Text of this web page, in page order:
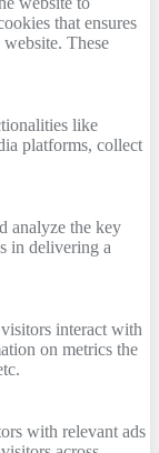
that ensures
These
like
platforms, collect
analyze the key
in delivering a
interact with
on metrics the
with relevant ads